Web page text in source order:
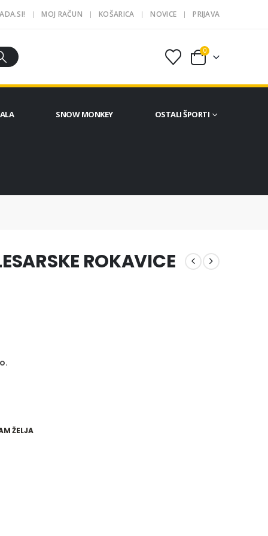
MOJ RAČUN KOŠARICA NOVICE PRIJAVA
0
SNOW MONKEY OSTALI ŠPORTI
ROKAVICE
ŽELJA